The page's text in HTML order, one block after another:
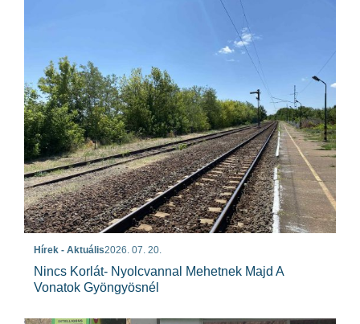
Hírek - Aktuális2026. 07. 20.
Nincs Korlát- Nyolcvannal Mehetnek Majd A
Vonatok Gyöngyösnél